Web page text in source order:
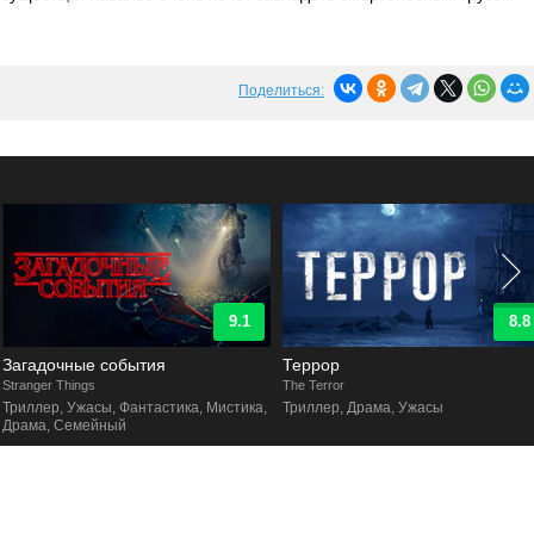
Поделиться:
9.1
Загадочные события
Stranger Things
Триллер, Ужасы, Фантастика, Мистика,
Драма, Семейный
8.8
Террор
The Terror
Триллер, Драма, Ужасы